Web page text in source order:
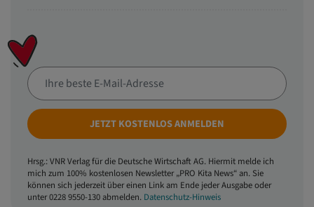
JETZT KOSTENLOS ANMELDEN
Hrsg.: VNR Verlag für die Deutsche Wirtschaft AG. Hiermit melde ich
mich zum 100% kostenlosen Newsletter „PRO Kita News“ an. Sie
können sich jederzeit über einen Link am Ende jeder Ausgabe oder
unter 0228 9550-130 abmelden. Datenschutz-Hinweis